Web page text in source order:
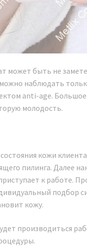
может быть не
наблюдать
anti-age.
молодость.
кожи
пилинга. Далее
к работе.
подбор
кожу.
производиться